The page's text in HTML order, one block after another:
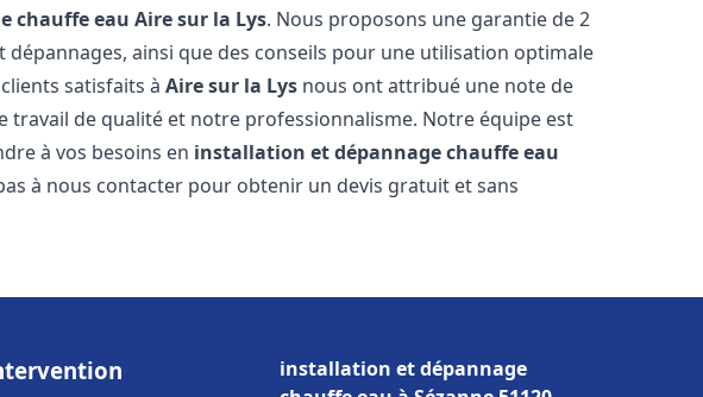
chauffe eau Aire sur la Lys. Nous proposons une garantie de 2
dépannages, ainsi que des conseils pour une utilisation optimale
satisfaits àAire sur la Lys nous ont attribué une note de
travail de qualité et notre professionnalisme. Notre équipe est
à vos besoins en installation et dépannage chauffe eau
à nous contacter pour obtenir un devis gratuit et sans
installation et dépannage